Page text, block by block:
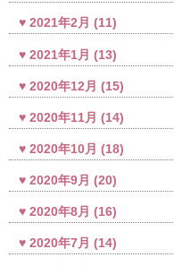
2021年2月 (11)
2021年1月 (13)
2020年12月 (15)
2020年11月 (14)
2020年10月 (18)
2020年9月 (20)
2020年8月 (16)
2020年7月 (14)